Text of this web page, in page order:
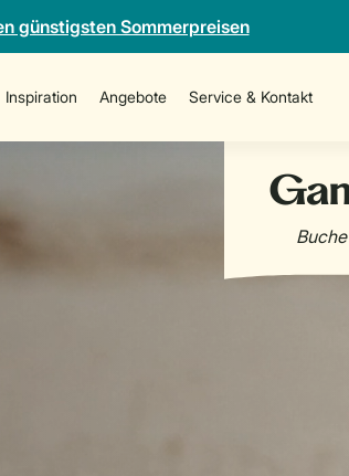
günstigsten Sommerpreisen
Inspiration Angebote Service & Kontakt